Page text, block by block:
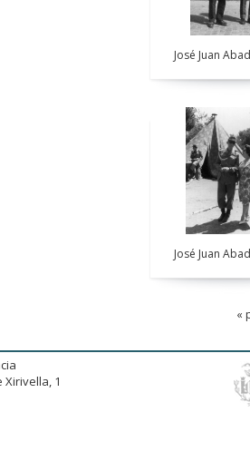
José Juan
José Juan
«
Xirivella, 1